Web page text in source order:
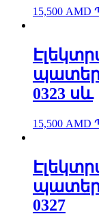
15,500 AMD
0323 սև
15,500 AMD
0327